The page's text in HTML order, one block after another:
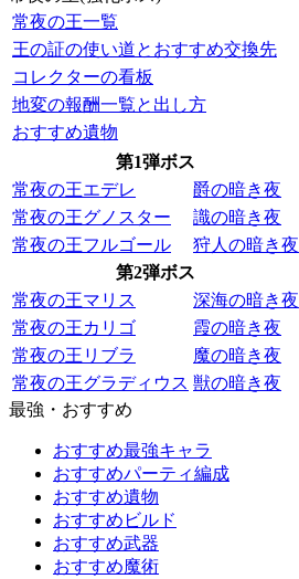
常夜の王一覧
王の証の使い道とおすすめ交換先
コレクターの看板
地変の報酬一覧と出し方
おすすめ遺物
第1弾ボス
常夜の王エデレ
爵の暗き夜
常夜の王グノスター
識の暗き夜
常夜の王フルゴール
狩人の暗き夜
第2弾ボス
常夜の王マリス
深海の暗き夜
常夜の王カリゴ
霞の暗き夜
常夜の王リブラ
魔の暗き夜
常夜の王グラディウス 獣の暗き夜
最強・おすすめ
おすすめ最強キャラ
おすすめパーティ編成
おすすめ遺物
おすすめビルド
おすすめ武器
おすすめ魔術